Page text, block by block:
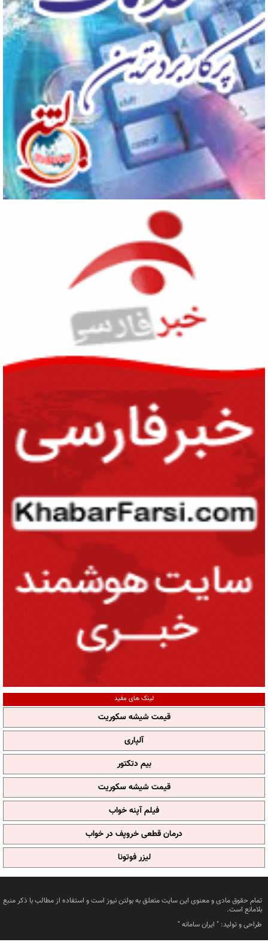
لینک های مفید
قیمت شیشه سکوریت
آلپاری
بیم دتکتور
قیمت شیشه سکوریت
فیلم آپنه خواب
درمان قطعی خروپف در خواب
لیزر فوتونا
تمام حقوق مادی و معنوی این سایت متعلق به بولتن نیوز است و استفاده از مطالب با ذکر منبع
بلامانع است.
طراحی و تولید: " ایران سامانه"